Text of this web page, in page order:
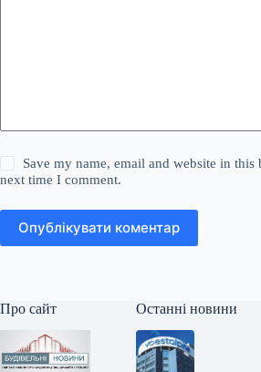
Save my name, email and website in this
next time I comment.
Опублікувати коментар
Про сайт Останні новини